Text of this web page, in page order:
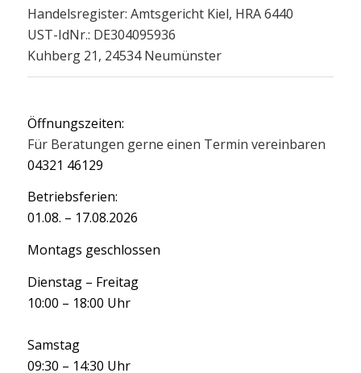
Handelsregister: Amtsgericht Kiel, HRA 6440
UST-IdNr.: DE304095936
Kuhberg 21, 24534 Neumünster
Öffnungszeiten:
Für Beratungen gerne einen Termin vereinbaren
Betriebsferien:
Dienstag – Freitag
Samstag